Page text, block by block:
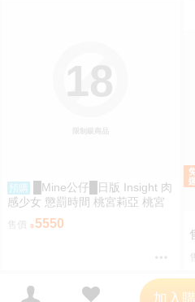
限制級商品
18
預購
█Mine公仔█日版 Insight 肉
感少女 懲罰時間 桃宮莉亞 桃宮
りあ 1/6 PMMA D9258
售價 5550
加入